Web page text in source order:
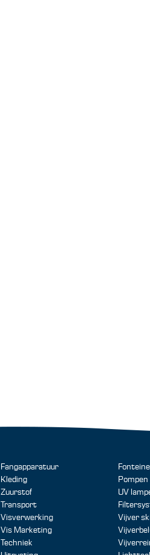
Fangapparatuur
Kleding
Zuurstof
Transport
Visverwerking
Vis Marketing
Techniek
Pompen
UV
Vijver